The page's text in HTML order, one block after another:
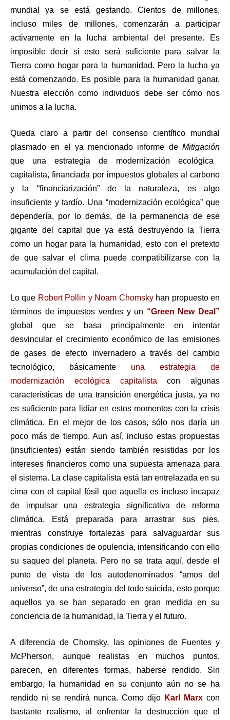
mundial ya se está gestando. Cientos de millones,
incluso miles de millones, comenzarán a participar
activamente en la lucha ambiental del presente. Es
imposible decir si esto será suficiente para salvar la
Tierra como hogar para la humanidad. Pero la lucha ya
está comenzando. Es posible para la humanidad ganar.
Nuestra elección como individuos debe ser cómo nos
unimos a la lucha.
Queda claro a partir del consenso científico mundial
plasmado en el ya mencionado informe de Mitigación
que una estrategia de modernización ecológica
capitalista, financiada por impuestos globales al carbono
y la “financiarización” de la naturaleza, es algo
insuficiente y tardío. Una “modernización ecológica” que
dependería, por lo demás, de la permanencia de ese
gigante del capital que ya está destruyendo la Tierra
como un hogar para la humanidad, esto con el pretexto
de que salvar el clima puede compatibilizarse con la
acumulación del capital.
Lo que Robert Pollin y Noam Chomskyhan propuesto en
términos de impuestos verdes y un “Green New Deal”
global que se basa principalmente en intentar
desvincular el crecimiento económico de las emisiones
de gases de efecto invernadero a través del cambio
tecnológico, básicamente una estrategia de
modernización ecológica capitalista con algunas
características de una transición energética justa, ya no
es suficiente para lidiar en estos momentos con la crisis
climática. En el mejor de los casos, sólo nos daría un
poco más de tiempo. Aun así, incluso estas propuestas
(insuficientes) están siendo también resistidas por los
intereses financieros como una supuesta amenaza para
el sistema. La clase capitalista está tan entrelazada en su
cima con el capital fósil que aquella es incluso incapaz
de impulsar una estrategia significativa de reforma
climática. Está preparada para arrastrar sus pies,
mientras construye fortalezas para salvaguardar sus
propias condiciones de opulencia, intensificando con ello
su saqueo del planeta. Pero no se trata aquí, desde el
punto de vista de los autodenominados “amos del
universo”, de una estrategia del todo suicida, esto porque
aquellos ya se han separado en gran medida en su
conciencia de la humanidad, la Tierra y el futuro.
A diferencia de Chomsky, las opiniones de Fuentes y
McPherson, aunque realistas en muchos puntos,
parecen, en diferentes formas, haberse rendido. Sin
embargo, la humanidad en su conjunto aún no se ha
rendido ni se rendirá nunca. Como dijo Karl Marx con
bastante realismo, al enfrentar la destrucción que el